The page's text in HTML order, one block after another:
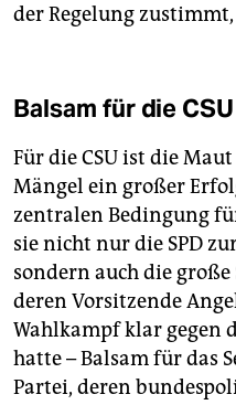
der Regelung
Balsam für die CSU
Für die CSU ist die
Mängel ein großer
zentralen Bedingung
sie nicht nur die SPD
sondern auch die große
deren Vorsitzende
Wahlkampf klar gegen
hatte – Balsam für das
Partei, deren